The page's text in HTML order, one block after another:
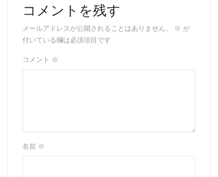
コメントを残す
メールアドレスが公開されることはありません。 ※ が
付いている欄は必須項目です
コメント ※
名前 ※